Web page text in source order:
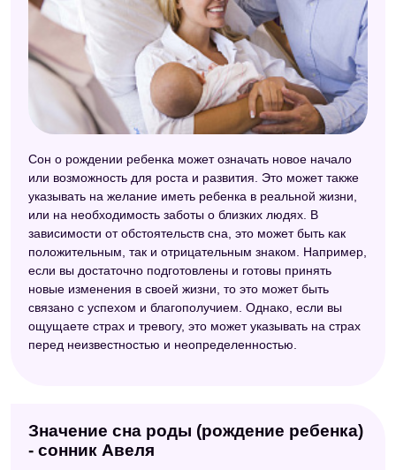
Сон о рождении ребенка может означать новое начало
или возможность для роста и развития. Это может также
указывать на желание иметь ребенка в реальной жизни,
или на необходимость заботы о близких людях. В
зависимости от обстоятельств сна, это может быть как
положительным, так и отрицательным знаком. Например,
если вы достаточно подготовлены и готовы принять
новые изменения в своей жизни, то это может быть
связано с успехом и благополучием. Однако, если вы
ощущаете страх и тревогу, это может указывать на страх
перед неизвестностью и неопределенностью.
Значение сна роды (рождение ребенка)
- сонник Авеля